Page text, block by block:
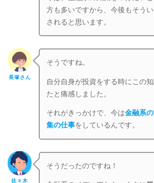
方も多いですから、今後もそう
されると思います。
長塚さん
そうですね。
自分自身が投資をする時にこの
たと痛感しました。
それがきっかけで、今は金融系
集の仕事をしているんです。
佐々木
そうだったのですね！